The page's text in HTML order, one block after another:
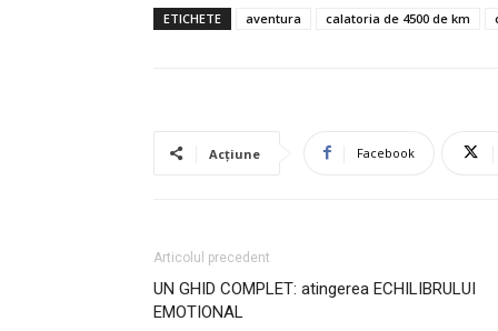
ETICHETE aventura calatoria de 4500 de km
Acțiune Facebook
Articolul precedent
UN GHID COMPLET: atingerea ECHILIBRULUI
EMOTIONAL